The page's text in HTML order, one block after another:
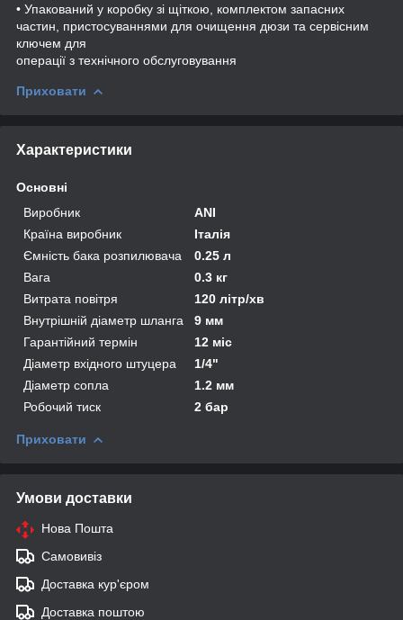
• Упакований у коробку зі щіткою, комплектом запасних
частин, пристосуваннями для очищення дюзи та сервісним
ключем для
операції з технічного обслуговування
Приховати
Характеристики
Основні
Виробник
ANI
Країна виробник
Італія
Ємність бака розпилювача
0.25 л
Вага
0.3 кг
Витрата повітря
120 літр/хв
Внутрішній діаметр шланга
9 мм
Гарантійний термін
12 міс
Діаметр вхідного штуцера
1/4"
Діаметр сопла
1.2 мм
Робочий тиск
2 бар
Приховати
Умови доставки
Нова Пошта
Самовивіз
Доставка кур'єром
Доставка поштою